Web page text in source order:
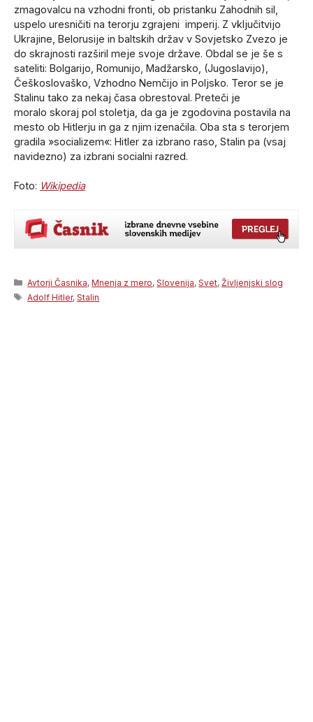
zmagovalcu na vzhodni fronti, ob pristanku Zahodnih sil,
uspelo uresničiti na terorju zgrajeni imperij. Z vključitvijo
Ukrajine, Belorusije in baltskih držav v Sovjetsko Zvezo je
do skrajnosti razširil meje svoje države. Obdal se je še s
sateliti: Bolgarijo, Romunijo, Madžarsko, (Jugoslavijo),
Češkoslovaško, Vzhodno Nemčijo in Poljsko. Teror se je
Stalinu tako za nekaj časa obrestoval. Preteči je
moralo skoraj pol stoletja, da ga je zgodovina postavila na
mesto ob Hitlerju in ga z njim izenačila. Oba sta s terorjem
gradila »socializem«: Hitler za izbrano raso, Stalin pa (vsaj
navidezno) za izbrani socialni razred.
Foto: Wikipedia
Categories
Avtorji Časnika,Mnenja z mero,Slovenija,Svet,Življenjski slog
Tags
Adolf Hitler,Stalin